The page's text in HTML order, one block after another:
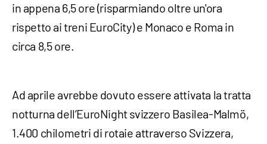
in appena 6,5 ore (risparmiando oltre un'ora
rispetto ai treni EuroCity) e Monaco e Roma in
circa 8,5 ore.
Ad aprile avrebbe dovuto essere attivata la tratta
notturna dell’EuroNight svizzero Basilea-Malmö,
1.400 chilometri di rotaie attraverso Svizzera,